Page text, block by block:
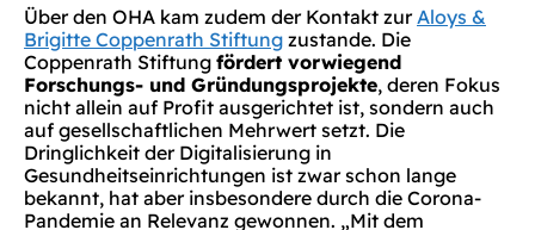
Über den OHA kam zudem der Kontakt zurAloys &
Brigitte Coppenrath Stiftung zustande. Die
Coppenrath Stiftung fördert vorwiegend
Forschungs- und Gründungsprojekte, deren Fokus
nicht allein auf Profit ausgerichtet ist, sondern auch
auf gesellschaftlichen Mehrwert setzt. Die
Dringlichkeit der Digitalisierung in
Gesundheitseinrichtungen ist zwar schon lange
bekannt, hat aber insbesondere durch die Corona-
Pandemie an Relevanz gewonnen. „Mit dem